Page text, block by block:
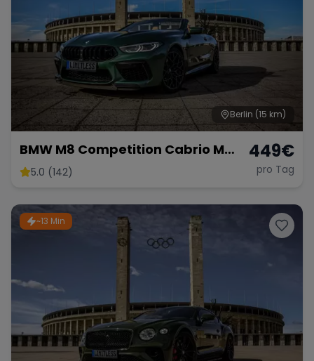
Berlin (15 km)
BMW M8 Competition Cabrio M
mieten 625 PS xDrive Sportwagen
5.0 (142)
449€
pro Tag
~13 Min